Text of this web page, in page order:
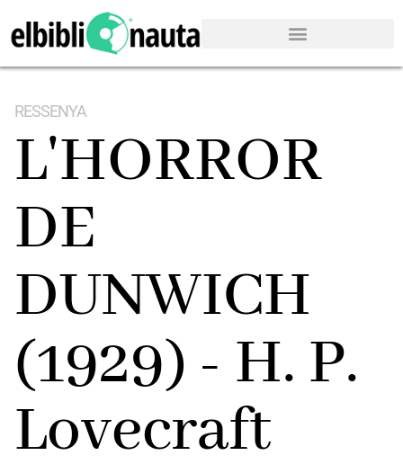
RESSENYA
L'HORROR
DE
DUNWICH
(1929) - H. P.
Lovecraft